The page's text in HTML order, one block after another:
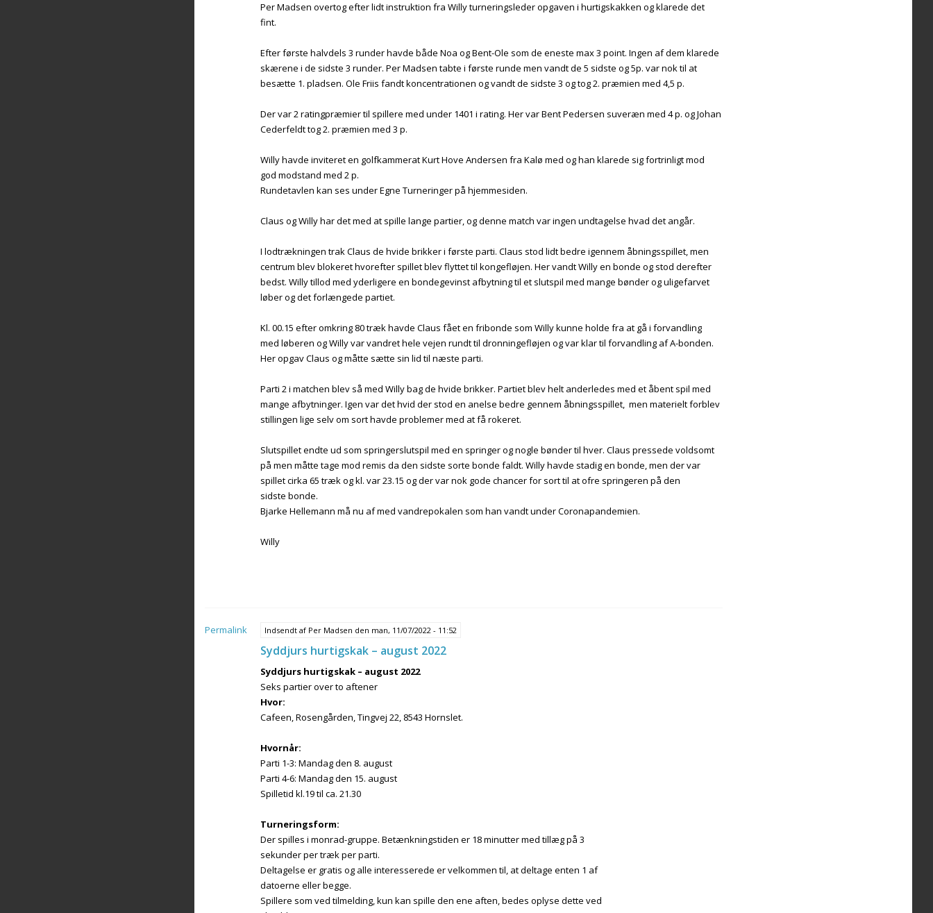
Per Madsen overtog efter lidt instruktion fra Willy turneringsleder opgaven i hurtigskakken og klarede det
fint.
Efter første halvdels 3 runder havde både Noa og Bent-Ole som de eneste max 3 point. Ingen af dem klarede
skærene i de sidste 3 runder. Per Madsen tabte i første runde men vandt de 5 sidste og 5p. var nok til at
besætte 1. pladsen. Ole Friis fandt koncentrationen og vandt de sidste 3 og tog 2. præmien med 4,5 p.
Der var 2 ratingpræmier til spillere med under 1401 i rating. Her var Bent Pedersen suveræn med 4 p. og Johan
Cederfeldt tog 2. præmien med 3 p.
Willy havde inviteret en golfkammerat Kurt Hove Andersen fra Kalø med og han klarede sig fortrinligt mod
god modstand med 2 p.
Rundetavlen kan ses under Egne Turneringer på hjemmesiden.
Claus og Willy har det med at spille lange partier, og denne match var ingen undtagelse hvad det angår.
I lodtrækningen trak Claus de hvide brikker i første parti. Claus stod lidt bedre igennem åbningsspillet, men
centrum blev blokeret hvorefter spillet blev flyttet til kongefløjen. Her vandt Willy en bonde og stod derefter
bedst. Willy tillod med yderligere en bondegevinst afbytning til et slutspil med mange bønder og uligefarvet
løber og det forlængede partiet.
Kl. 00.15 efter omkring 80 træk havde Claus fået en fribonde som Willy kunne holde fra at gå i forvandling
med løberen og Willy var vandret hele vejen rundt til dronningefløjen og var klar til forvandling af A-bonden.
Her opgav Claus og måtte sætte sin lid til næste parti.
Parti 2 i matchen blev så med Willy bag de hvide brikker. Partiet blev helt anderledes med et åbent spil med
mange afbytninger. Igen var det hvid der stod en anelse bedre gennem åbningsspillet, men materielt forblev
stillingen lige selv om sort havde problemer med at få rokeret.
Slutspillet endte ud som springerslutspil med en springer og nogle bønder til hver. Claus pressede voldsomt
på men måtte tage mod remis da den sidste sorte bonde faldt. Willy havde stadig en bonde, men der var
spillet cirka 65 træk og kl. var 23.15 og der var nok gode chancer for sort til at ofre springeren på den
sidste bonde.
Bjarke Hellemann må nu af med vandrepokalen som han vandt under Coronapandemien.
Willy
Permalink Indsendt af Per Madsen den man, 11/07/2022 - 11:52
Syddjurs hurtigskak – august 2022
Syddjurs hurtigskak – august 2022
Seks partier over to aftener
Hvor:
Cafeen, Rosengården, Tingvej 22, 8543 Hornslet.
Hvornår:
Parti 1-3: Mandag den 8. august
Parti 4-6: Mandag den 15. august
Spilletid kl.19 til ca. 21.30
Turneringsform:
Der spilles i monrad-gruppe. Betænkningstiden er 18 minutter med tillæg på 3
sekunder per træk per parti.
Deltagelse er gratis og alle interesserede er velkommen til, at deltage enten 1 af
datoerne eller begge.
Spillere som ved tilmelding, kun kan spille den ene aften, bedes oplyse dette ved